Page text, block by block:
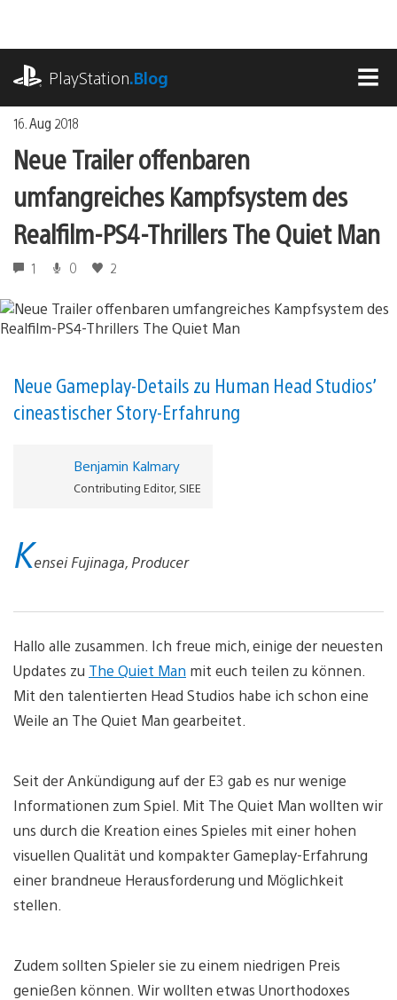
springen
PlayStation.Blog
16. Aug 2018
Neue Trailer offenbaren
umfangreiches Kampfsystem des
Realfilm-PS4-Thrillers The Quiet Man
1 0 2
Neue Gameplay-Details zu Human Head Studios’
cineastischer Story-Erfahrung
Benjamin Kalmary
Contributing Editor, SIEE
Kensei Fujinaga, Producer
Hallo alle zusammen. Ich freue mich, einige der neuesten
Updates zu The Quiet Man mit euch teilen zu können.
Mit den talentierten Head Studios habe ich schon eine
Weile an The Quiet Man gearbeitet.
Seit der Ankündigung auf der E3 gab es nur wenige
Informationen zum Spiel. Mit The Quiet Man wollten wir
uns durch die Kreation eines Spieles mit einer hohen
visuellen Qualität und kompakter Gameplay-Erfahrung
einer brandneue Herausforderung und Möglichkeit
stellen.
Zudem sollten Spieler sie zu einem niedrigen Preis
genießen können. Wir wollten etwas Unorthodoxes